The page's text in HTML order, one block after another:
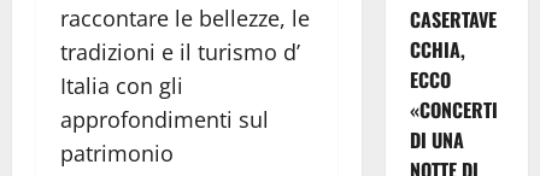
raccontare le bellezze, le
tradizioni e il turismo d’
Italia con gli
approfondimenti sul
patrimonio
CASERTAVE
CCHIA,
ECCO
«CONCERTI
DI UNA
NOTTE DI